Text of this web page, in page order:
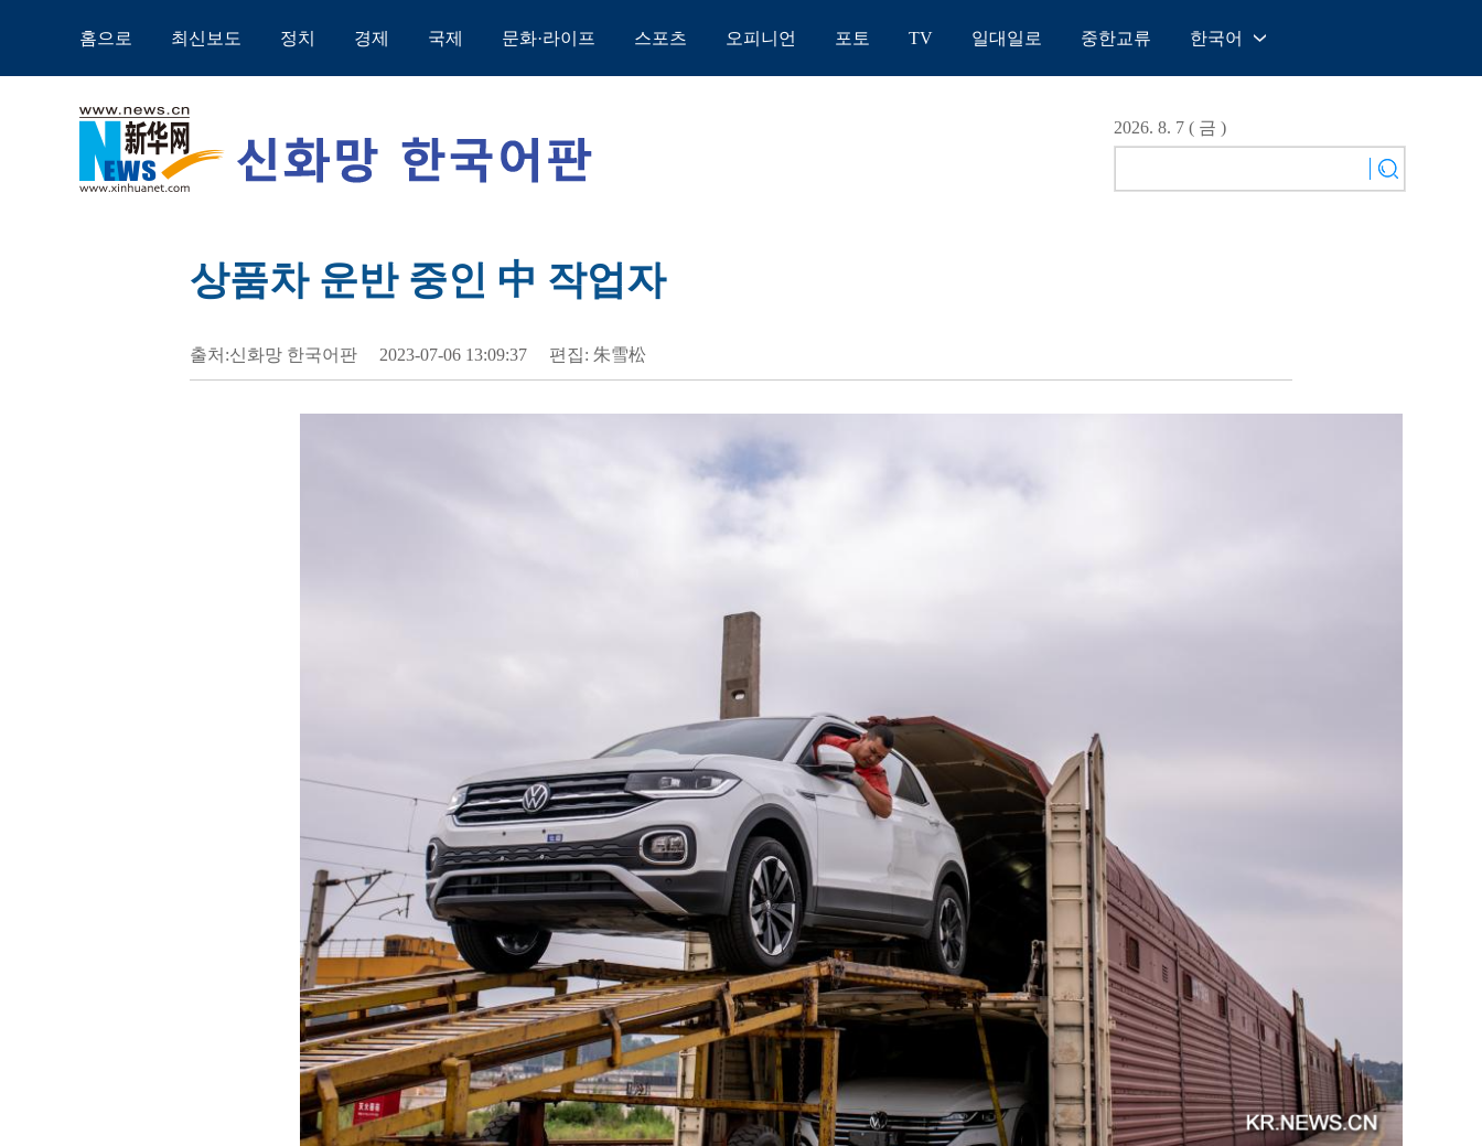
홈으로 최신보도 정치 경제 국제 문화·라이프 스포츠 오피니언 포토 TV 일대일로 중한교류 한국어
English
Español
2026. 8. 7 ( 금 )
상품차 운반 중인 中 작업자
출처:신화망 한국어판 2023-07-06 13:09:37 편집: 朱雪松